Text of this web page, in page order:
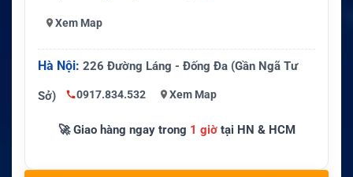
Xem Map
Hà Nội: 226 Đường Láng - Đống Đa (Gần Ngã Tư
Sở) 0917.834.532 Xem Map
🚀 Giao hàng ngay trong 1 giờtại HN & HCM